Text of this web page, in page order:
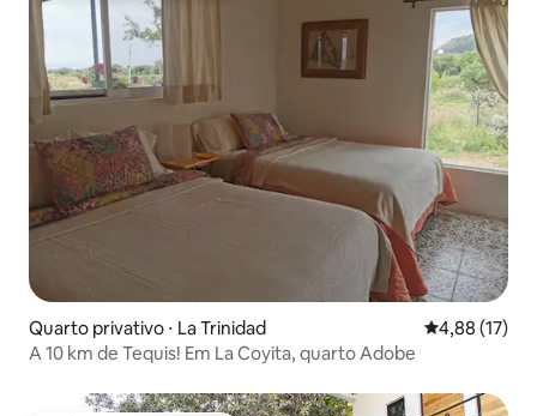
Quarto privativo ⋅ La Trinidad 4,88 de uma
4,88 (17)
A 10 km de Tequis! Em La Coyita, quarto Adobe